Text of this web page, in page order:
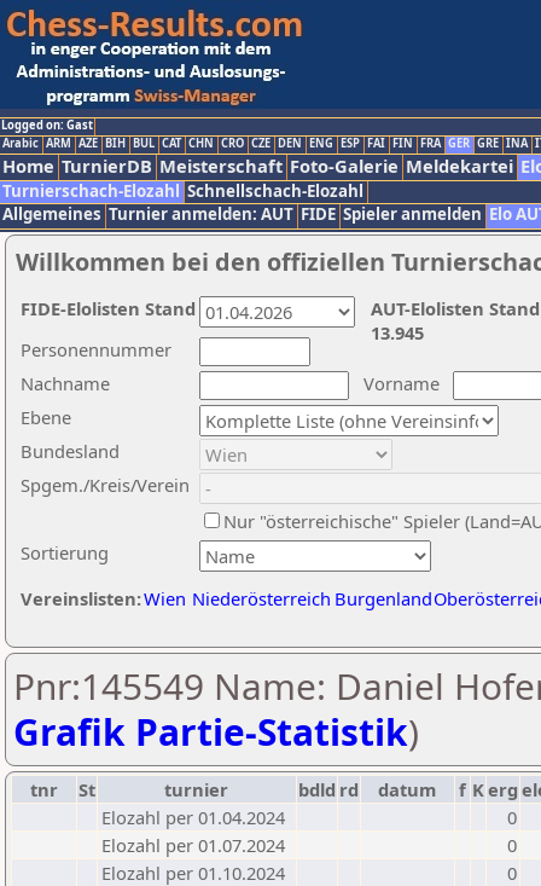
Logged on: Gast
Arabic ARM AZE BIH BUL CAT CHN CRO CZE DEN ENG ESP FAI FIN FRA GER GRE INA
Home TurnierDB Meisterschaft Foto-Galerie Meldekartei
Turnierschach-Elozahl Schnellschach-Elozahl
Allgemeines Turnier anmelden: AUT FIDE Spieler anmelden Elo
Willkommen bei den offiziellen
Nachname
Vorname
Ebene
Sortierung
Personennummer
Bundesland
Spgem./Kreis/Verein
Nur "österreichische" Spieler
Vereinslisten:Wien Niederösterreich Burgenland
AUT-Elolisten
13.945
FIDE-Elolisten Stand
Pnr:145549 Name: Daniel
Grafik Partie-Statistik)
tnr St turnier bdld rd datum f Kerg
Elozahl per 01.04.2024
0
Elozahl per 01.07.2024
0
Elozahl per 01.10.2024
0